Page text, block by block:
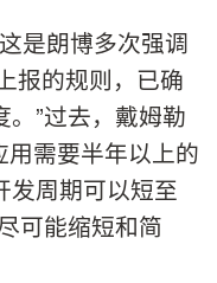
是朗博多次强调
报的规则，已确
”过去，戴姆勒
需要半年以上的
发周期可以短至
可能缩短和简